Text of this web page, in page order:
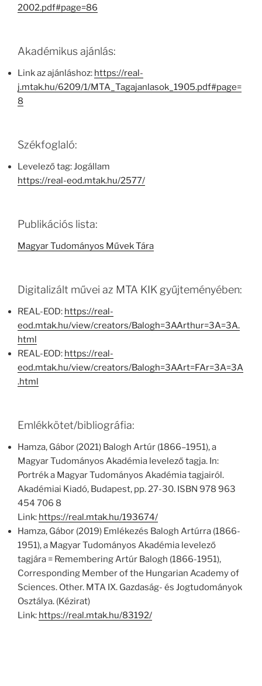
2002.pdf#page=86
Akadémikus ajánlás:
Link az ajánláshoz: https://real-
j.mtak.hu/6209/1/MTA_Tagajanlasok_1905.pdf#page=
8
Székfoglaló:
Levelező tag: Jogállam
https://real-eod.mtak.hu/2577/
Publikációs lista:
Magyar Tudományos Művek Tára
Digitalizált művei az MTA KIK gyűjteményében:
REAL-EOD: https://real-
eod.mtak.hu/view/creators/Balogh=3AArthur=3A=3A.
html
REAL-EOD: https://real-
eod.mtak.hu/view/creators/Balogh=3AArt=FAr=3A=3A
.html
Emlékkötet/bibliográfia:
Hamza, Gábor (2021) Balogh Artúr (1866–1951), a
Magyar Tudományos Akadémia levelező tagja. In:
Portrék a Magyar Tudományos Akadémia tagjairól.
Akadémiai Kiadó, Budapest, pp. 27-30. ISBN 978 963
454 706 8
Link: https://real.mtak.hu/193674/
Hamza, Gábor (2019) Emlékezés Balogh Artúrra (1866-
1951), a Magyar Tudományos Akadémia levelező
tagjára = Remembering Artúr Balogh (1866-1951),
Corresponding Member of the Hungarian Academy of
Sciences. Other. MTA IX. Gazdaság- és Jogtudományok
Osztálya. (Kézirat)
Link: https://real.mtak.hu/83192/